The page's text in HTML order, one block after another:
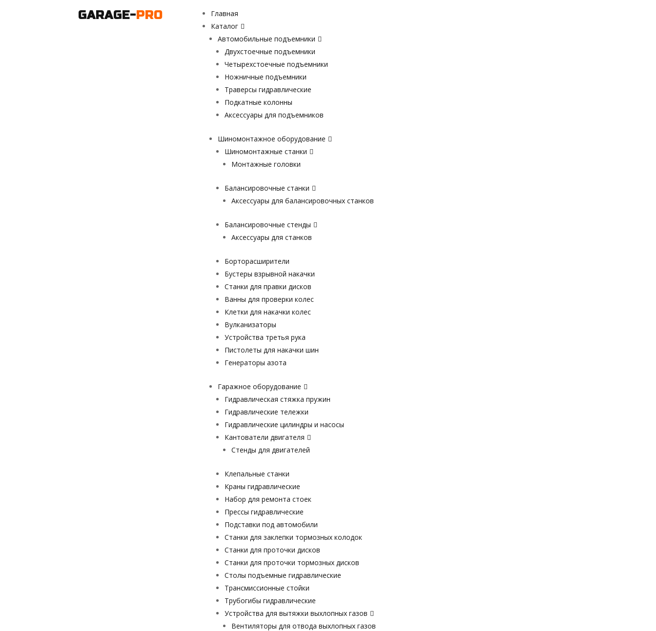
GARAGE-PRO
Главная
Каталог
Автомобильные подъемники
Двухстоечные подъемники
Четырехстоечные подъемники
Ножничные подъемники
Траверсы гидравлические
Подкатные колонны
Аксессуары для подъемников
Шиномонтажное оборудование
Шиномонтажные станки
Монтажные головки
Балансировочные станки
Аксессуары для балансировочных станков
Балансировочные стенды
Аксессуары для станков
Борторасширители
Бустеры взрывной накачки
Станки для правки дисков
Ванны для проверки колес
Клетки для накачки колес
Вулканизаторы
Устройства третья рука
Пистолеты для накачки шин
Генераторы азота
Гаражное оборудование
Гидравлическая стяжка пружин
Гидравлические тележки
Гидравлические цилиндры и насосы
Кантователи двигателя
Стенды для двигателей
Клепальные станки
Краны гидравлические
Набор для ремонта стоек
Прессы гидравлические
Подставки под автомобили
Станки для заклепки тормозных колодок
Станки для проточки дисков
Станки для проточки тормозных дисков
Столы подъемные гидравлические
Трансмиссионные стойки
Трубогибы гидравлические
Устройства для вытяжки выхлопных газов
Вентиляторы для отвода выхлопных газов